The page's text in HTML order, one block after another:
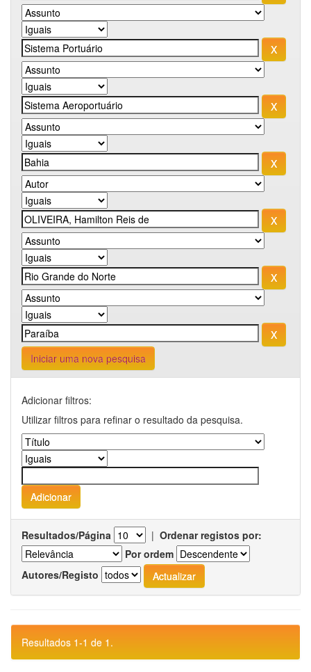
Iniciar uma nova pesquisa
Adicionar filtros:
Utilizar filtros para refinar o resultado da pesquisa.
Resultados/Página | Ordenar registos por:
Por ordem
Autores/Registo
Resultados 1-1 de 1.